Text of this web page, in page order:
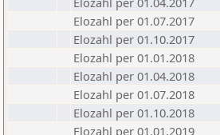
Elozahl per 01.07.2017
Elozahl per 01.10.2017
Elozahl per 01.01.2018
Elozahl per 01.04.2018
Elozahl per 01.07.2018
Elozahl per 01.10.2018
Elozahl per 01.01.2019